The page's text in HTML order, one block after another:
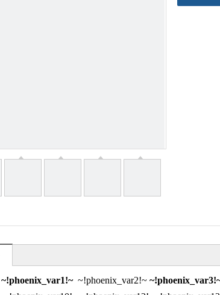
~!phoenix_var1!~~!phoenix_var2!~